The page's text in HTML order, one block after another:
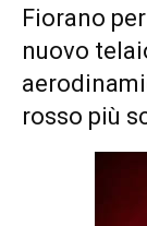
Fiorano
nuovo
rosso più